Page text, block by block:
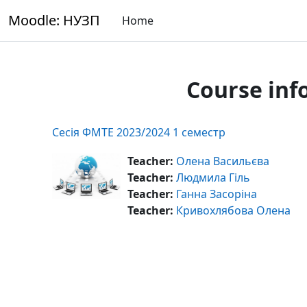
Moodle: НУЗП Home
Course
Сесія ФМТЕ 2023/2024 1 семестр
Teacher: Олена Васильєва
Teacher: Людмила Гіль
Teacher: Ганна Засоріна
Teacher: Кривохлябова Олена